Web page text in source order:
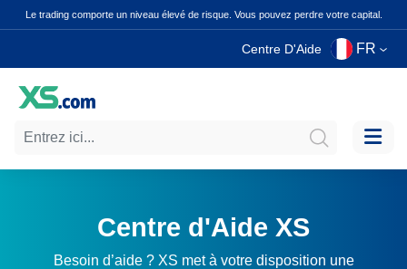
Le trading comporte un niveau élevé de risque. Vous pouvez perdre votre capital.
Centre D'Aide FR
Centre d'Aide XS
Besoin d’aide ? XS met à votre disposition une